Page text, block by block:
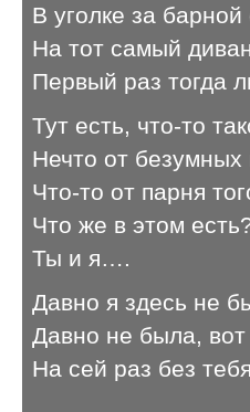
В уголке за
На тот самый
Первый раз тогда
Тут есть, что-то
Нечто от
Что-то от парня
Что же в этом
Ты и я….
Давно я здесь не
Давно не была,
На сей раз без